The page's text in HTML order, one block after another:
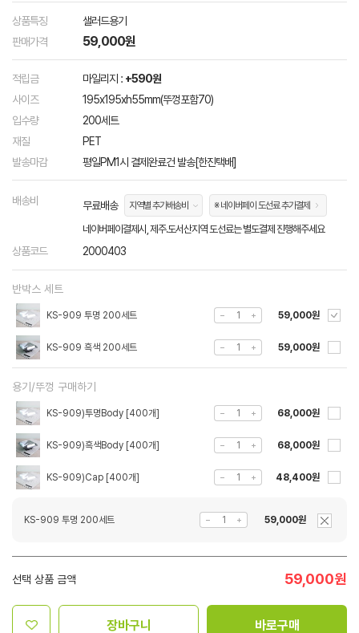
상품특징
샐러드용기
판매가격
59,000원
적립금 마일리지 : +590원
사이즈
195x195xh55mm(뚜껑포함70)
입수량
200세트
재질
PET
발송마감
평일PM1시 결제완료건 발송[한진택배]
배송비 무료배송 지역별 추가배송비 ※ 네이버페이 도선료 추가결제
네이버페이결제시, 제주.도서산지역 도선료는 별도결제 진행해주세요
상품코드 2000403
반박스 세트
KS-909 투명 200세트 59,000원
KS-909 흑색 200세트 59,000원
용기/뚜껑 구매하기
KS-909)투명Body [400개] 68,000원
KS-909)흑색Body [400개] 68,000원
KS-909)Cap [400개] 48,400원
KS-909 투명 200세트 59,000원
선택 상품 금액 59,000원
장바구니 바로구매